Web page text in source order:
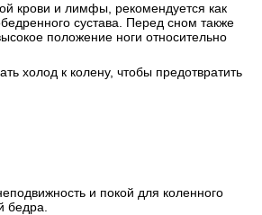
крови и лимфы, рекомендуется как
сустава. Перед сном также
положение ноги относительно
холод к колену, чтобы предотвратить
и покой для коленного
бедра.